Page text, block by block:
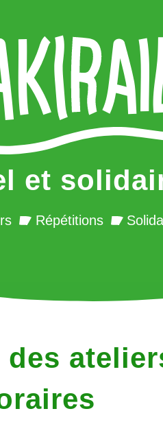
et
Répétitions